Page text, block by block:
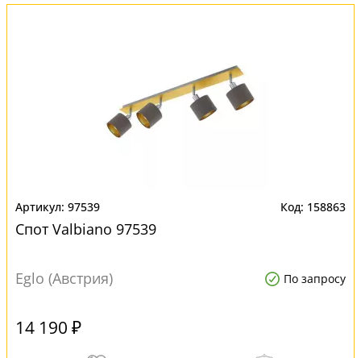
97539 158863
Спот Valbiano 97539
Eglo (Австрия) По запросу
14 190 ₽